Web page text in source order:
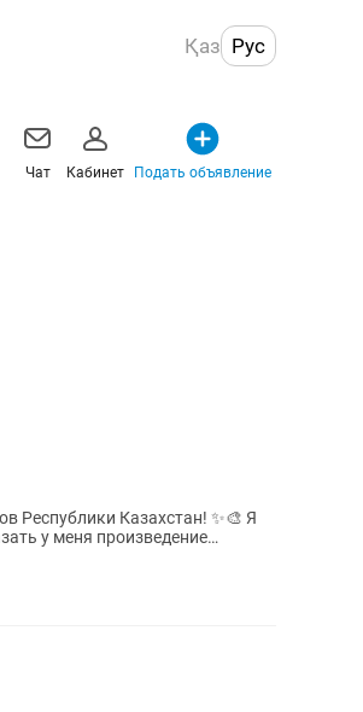
Қаз Рус
Чат Кабинет Подать объявление
Казахстан! ✨🎨 Я
у меня произведение